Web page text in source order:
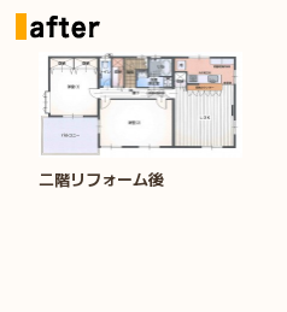
二階リフォーム後